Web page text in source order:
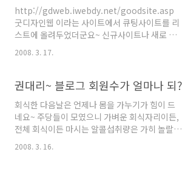
콘텐츠 제공합니다.
http://gdweb.iwebdy.net/goodsite.asp
굿디자인웹 이라는 사이트에서 큐팅사이트를 리
스트에 올려두었더군요~ 신규사이트나 새로 리
녈된 사이트등을 소개하는 사이트들도 많은데...
위의 사이트는 처음들어본지라, ^^; 등록한 기준
은 어떤 기준으로 큐팅사이트를 포함을 시켰을런
있다니 좋으네요 ㅎㅎ
2008. 3. 17.
권대리~ 블로그 회원수가 얼마나 되?
회식한 다음날은 언제나 몸을 가누기가 힘이 드
네요~ 주당들이 모였으니 가벼운 회식자리이든,
전체 회식이든 마시는 알콜섭취량은 가히 놀랄만
한 수준입니다. 자랑이 아니지만, 정말 우리나라
주류업계에선 저희 회사에 감사패라도 줘야하지
2008. 3. 16.